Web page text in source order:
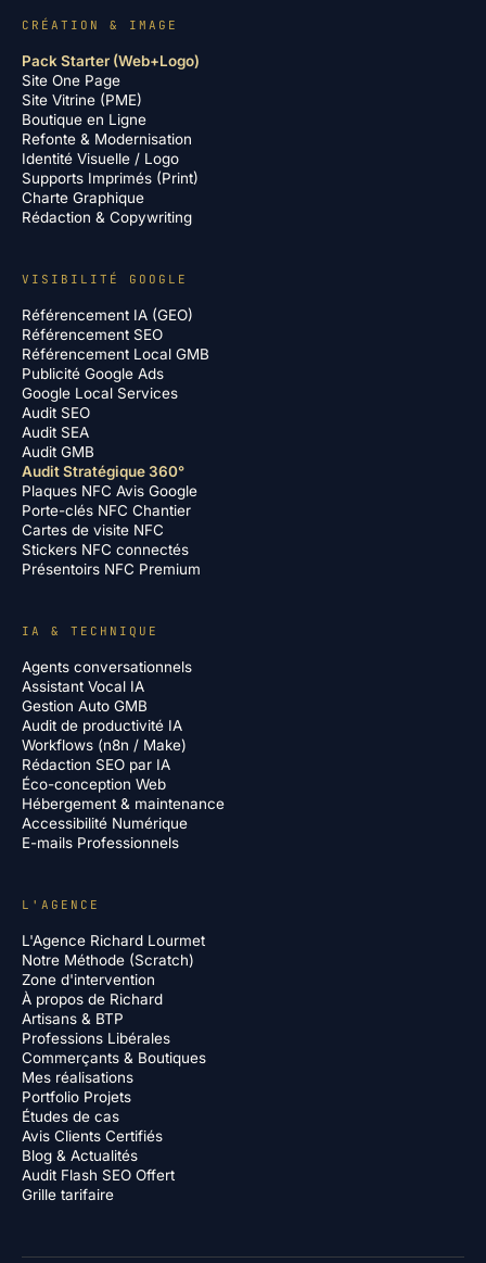
CRÉATION & IMAGE
Pack Starter (Web+Logo)
Site One Page
Site Vitrine (PME)
Boutique en Ligne
Refonte & Modernisation
Identité Visuelle / Logo
Supports Imprimés (Print)
Charte Graphique
Rédaction & Copywriting
VISIBILITÉ GOOGLE
Référencement IA (GEO)
Référencement SEO
Référencement Local GMB
Publicité Google Ads
Google Local Services
Audit SEO
Audit SEA
Audit GMB
Audit Stratégique 360°
Plaques NFC Avis Google
Porte-clés NFC Chantier
Cartes de visite NFC
Stickers NFC connectés
Présentoirs NFC Premium
IA & TECHNIQUE
Agents conversationnels
Assistant Vocal IA
Gestion Auto GMB
Audit de productivité IA
Workflows (n8n / Make)
Rédaction SEO par IA
Éco-conception Web
Hébergement & maintenance
Accessibilité Numérique
E-mails Professionnels
L'AGENCE
L'Agence Richard Lourmet
Notre Méthode (Scratch)
Zone d'intervention
À propos de Richard
Artisans & BTP
Professions Libérales
Commerçants & Boutiques
Mes réalisations
Portfolio Projets
Études de cas
Avis Clients Certifiés
Blog & Actualités
Audit Flash SEO Offert
Grille tarifaire